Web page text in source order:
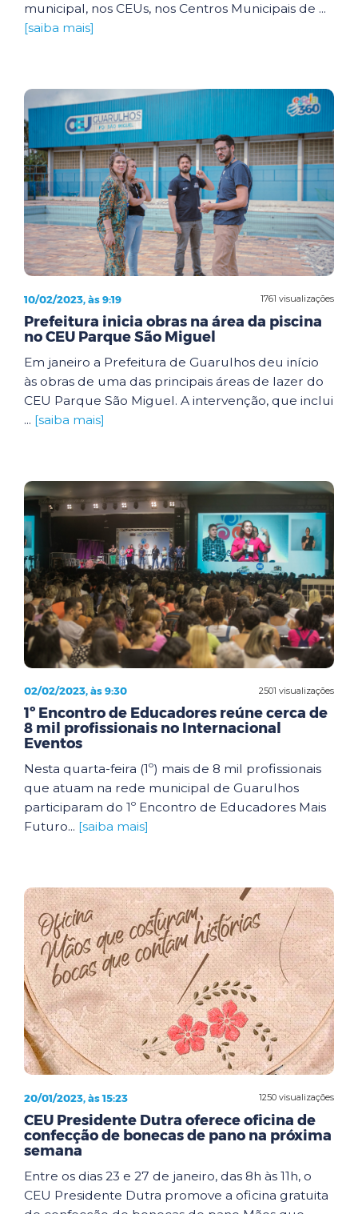
municipal, nos CEUs, nos Centros Municipais de ...
[saiba mais]
1761 visualizações
10/02/2023, às 9:19
Prefeitura inicia obras na área da piscina
no CEU Parque São Miguel
Em janeiro a Prefeitura de Guarulhos deu início
às obras de uma das principais áreas de lazer do
CEU Parque São Miguel. A intervenção, que inclui
... [saiba mais]
2501 visualizações
02/02/2023, às 9:30
1º Encontro de Educadores reúne cerca de
8 mil profissionais no Internacional
Eventos
Nesta quarta-feira (1º) mais de 8 mil profissionais
que atuam na rede municipal de Guarulhos
participaram do 1º Encontro de Educadores Mais
Futuro... [saiba mais]
1250 visualizações
20/01/2023, às 15:23
CEU Presidente Dutra oferece oficina de
confecção de bonecas de pano na próxima
semana
Entre os dias 23 e 27 de janeiro, das 8h às 11h, o
CEU Presidente Dutra promove a oficina gratuita